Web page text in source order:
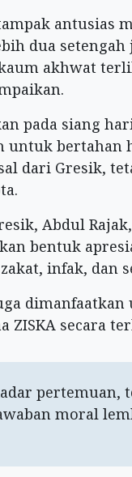
antusias
dua setengah
akhwat
pada siang
untuk bertahan
dari Gresik,
Abdul
bentuk
infak, dan
ZISKA secara
moral